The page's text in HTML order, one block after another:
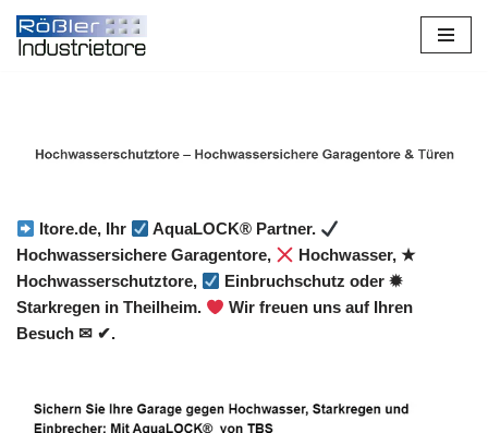
Zum
Itore.de, Ihr
AquaLOCK® Partner.
Hochwassersichere Garagentore,
Hochwasser, ★
Hochwasserschutztore,
Einbruchschutz oder ✹
Starkregen in Theilheim.
Wir freuen uns auf Ihren
Besuch ✉ ✔.